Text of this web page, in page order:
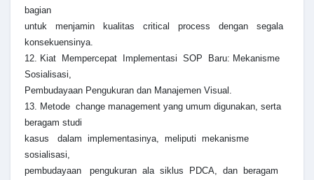
bagian
untuk menjamin kualitas critical process dengan segala
konsekuensinya.
12. Kiat Mempercepat Implementasi SOP Baru: Mekanisme
Sosialisasi,
Pembudayaan Pengukuran dan Manajemen Visual.
13. Metode change management yang umum digunakan, serta
beragam studi
kasus dalam implementasinya, meliputi mekanisme
sosialisasi,
pembudayaan pengukuran ala siklus PDCA, dan beragam